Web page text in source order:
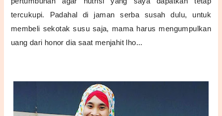
tercukupi. Padahal di jaman serba susah dulu, untuk
membeli sekotak susu saja, mama harus mengumpulkan
uang dari honor dia saat menjahit lho...